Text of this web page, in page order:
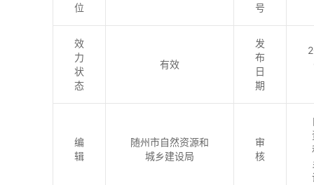
位
号
效
力
状
态
有效
发
布
日
期
编
辑
随州市自然资源和
城乡建设局
审
核